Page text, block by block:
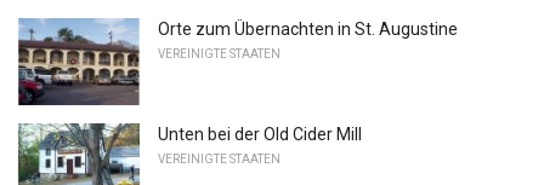
Orte zum Übernachten in St. Augustine
VEREINIGTE STAATEN
Unten bei der Old Cider Mill
VEREINIGTE STAATEN